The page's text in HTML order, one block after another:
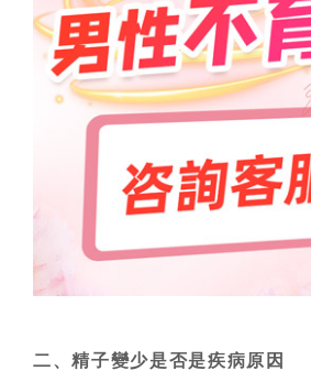
二、精子變少是否是疾病原因